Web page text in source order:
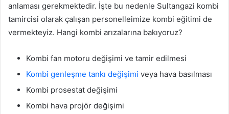
anlaması gerekmektedir. İşte bu nedenle Sultangazi kombi
tamircisi olarak çalışan personelleimize kombi eğitimi de
vermekteyiz. Hangi kombi arızalarına bakıyoruz?
Kombi fan motoru değişimi ve tamir edilmesi
Kombi genleşme tankı değişimi veya hava basılması
Kombi prosestat değişimi
Kombi hava projör değişimi